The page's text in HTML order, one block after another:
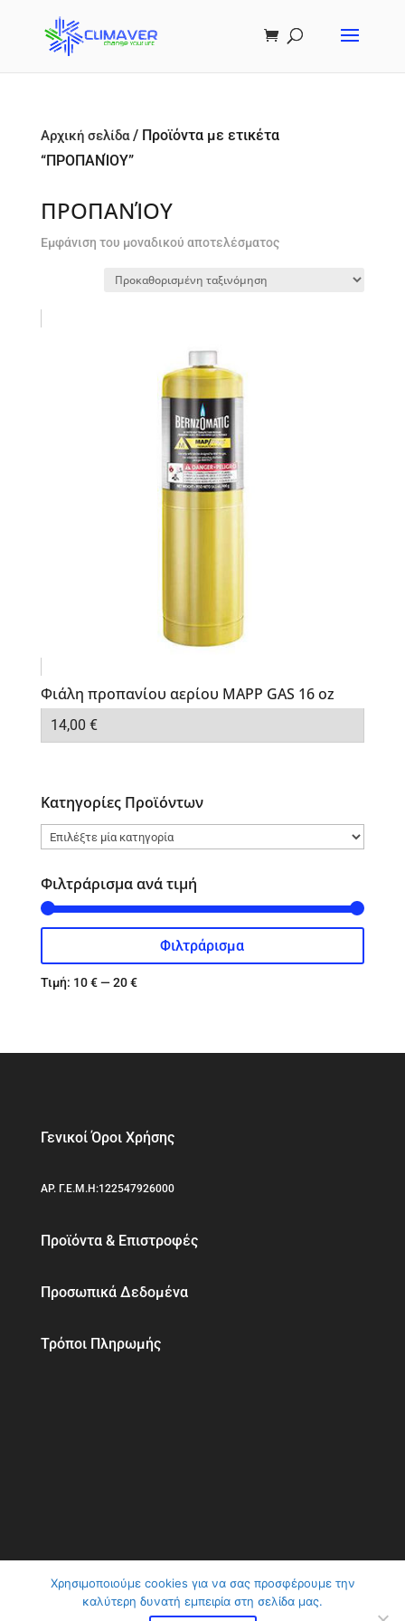
Αρχική σελίδα/ Προϊόντα με ετικέτα
“ΠΡΟΠΑΝΊΟΥ”
ΠΡΟΠΑΝΊΟΥ
Εμφάνιση του μοναδικού αποτελέσματος
Φιάλη προπανίου αερίου MAPP GAS 16 oz
14,00 €
Κατηγορίες Προϊόντων
Φιλτράρισμα ανά τιμή
τιμή
τιμή
Φιλτράρισμα
Τιμή: 10 €—20 €
Γενικοί Όροι Χρήσης
ΑΡ. Γ.Ε.Μ.Η:122547926000
Προϊόντα & Επιστροφές
Προσωπικά Δεδομένα
Τρόποι Πληρωμής
ClimaVer Αβραμίδης | Αλλάζουμε το κλίμα στη
Χρησιμοποιούμε cookies για να σας προσφέρουμε την
καλύτερη δυνατή εμπειρία στη σελίδα μας.